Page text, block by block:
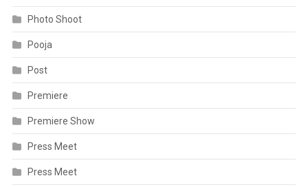
Photo Shoot
Pooja
Post
Premiere
Premiere Show
Press Meet
Press Meet